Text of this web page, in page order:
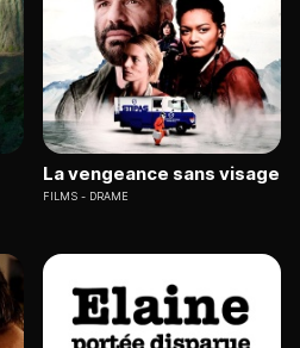
La vengeance sans visage
FILMS DRAME